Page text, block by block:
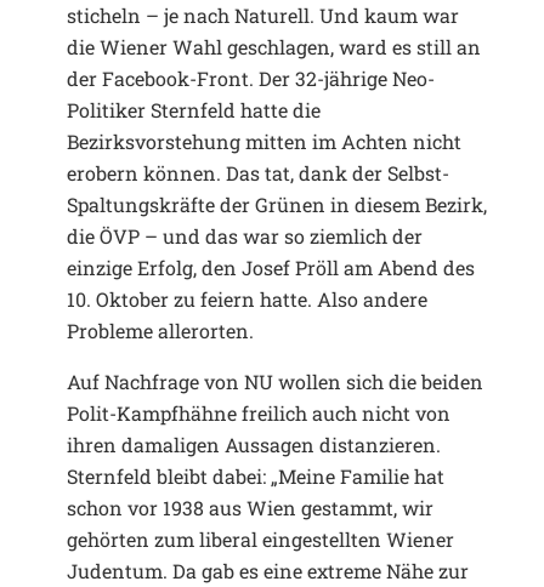
sticheln – je nach Naturell. Und kaum war
die Wiener Wahl geschlagen, ward es still an
der Facebook-Front. Der 32-jährige Neo-
Politiker Sternfeld hatte die
Bezirksvorstehung mitten im Achten nicht
erobern können. Das tat, dank der Selbst-
Spaltungskräfte der Grünen in diesem Bezirk,
die ÖVP – und das war so ziemlich der
einzige Erfolg, den Josef Pröll am Abend des
10. Oktober zu feiern hatte. Also andere
Probleme allerorten.
Auf Nachfrage von NU wollen sich die beiden
Polit-Kampfhähne freilich auch nicht von
ihren damaligen Aussagen distanzieren.
Sternfeld bleibt dabei: „Meine Familie hat
schon vor 1938 aus Wien gestammt, wir
gehörten zum liberal eingestellten Wiener
Judentum. Da gab es eine extreme Nähe zur